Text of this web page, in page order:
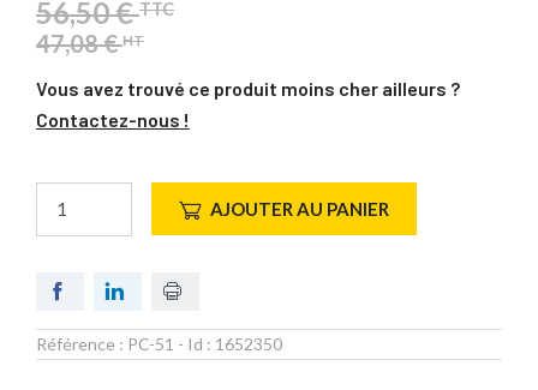
56,50 €TTC
47,08 €HT
Vous avez trouvé ce produit moins cher ailleurs ?
Contactez-nous !
AJOUTER AU PANIER
Référence : PC-51 - Id : 1652350